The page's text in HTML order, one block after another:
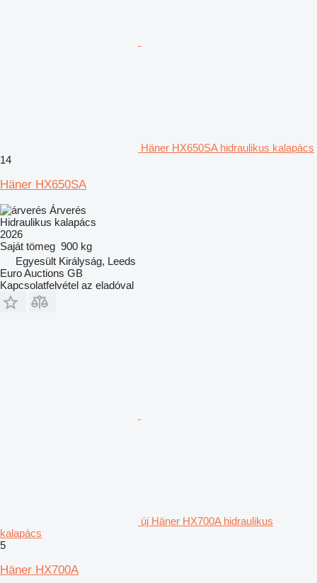
Häner HX650SA hidraulikus kalapács
14
Häner HX650SA
Árverés
Hidraulikus kalapács
2026
Saját tömeg 900 kg
Egyesült Királyság, Leeds
Euro Auctions GB
Kapcsolatfelvétel az eladóval
új Häner HX700A hidraulikus
kalapács
5
Häner HX700A